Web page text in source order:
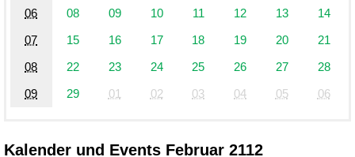
06
08 09 10 11 12 13
14
07
15 16 17 18 19 20
21
08
22 23 24 25 26 27
28
09
29 01 02 03 04 05 06
Kalender und Events Februar 2112